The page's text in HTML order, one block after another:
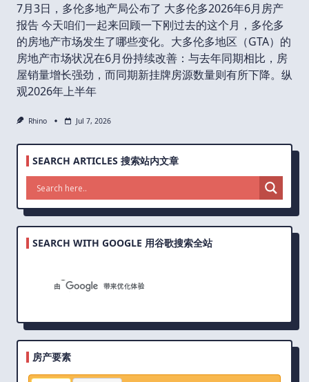
7月3日，多伦多地产局公布了 大多伦多2026年6月房产
报告 今天咱们一起来回顾一下刚过去的这个月，多伦多
的房地产市场发生了哪些变化。大多伦多地区（GTA）的
房地产市场状况在6月份持续改善：与去年同期相比，房
屋销量增长强劲，而同期新挂牌房源数量则有所下降。纵
观2026年上半年
Rhino Jul 7, 2026
SEARCH ARTICLES 搜索站内文章
SEARCH WITH GOOGLE 用谷歌搜索全站
房产要素